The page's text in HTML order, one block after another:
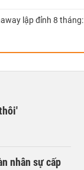
lập đỉnh 8 tháng:
nhân sự cấp